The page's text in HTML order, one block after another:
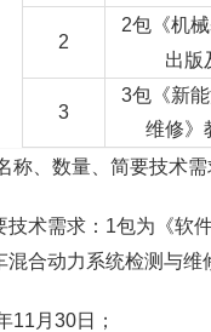
2
2包《机
出版
3
3包《新
维修》
称、数量、简要技术
技术需求：1包为《
合动力系统检测与
11月30日；